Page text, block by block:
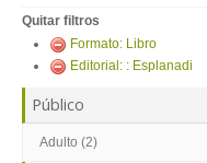
Quitar filtros
Formato: Libro
Editorial: : Esplanadi
Público
Adulto (2)